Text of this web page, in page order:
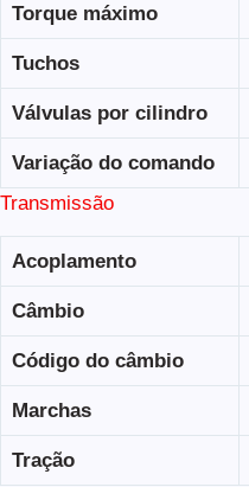
Torque máximo
Tuchos
Válvulas por cilindro
Variação do comando
Transmissão
Acoplamento
Câmbio
Código do câmbio
Marchas
Tração